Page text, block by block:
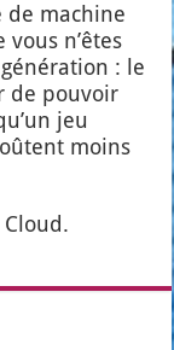
de machine
n’êtes
: le
de pou­voir
jeu
moins
Cloud.